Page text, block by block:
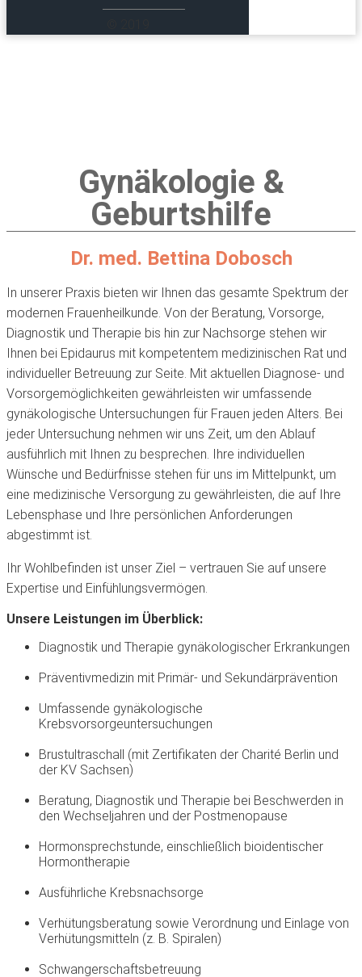
Gynäkologie &
Geburtshilfe
Dr. med. Bettina Dobosch
In unserer Praxis bieten wir Ihnen das gesamte Spektrum der
modernen Frauenheilkunde. Von der Beratung, Vorsorge,
Diagnostik und Therapie bis hin zur Nachsorge stehen wir
Ihnen bei Epidaurus mit kompetentem medizinischen Rat und
individueller Betreuung zur Seite. Mit aktuellen Diagnose- und
Vorsorgemöglichkeiten gewährleisten wir umfassende
gynäkologische Untersuchungen für Frauen jeden Alters. Bei
jeder Untersuchung nehmen wir uns Zeit, um den Ablauf
ausführlich mit Ihnen zu besprechen. Ihre individuellen
Wünsche und Bedürfnisse stehen für uns im Mittelpunkt, um
eine medizinische Versorgung zu gewährleisten, die auf Ihre
Lebensphase und Ihre persönlichen Anforderungen
abgestimmt ist.
Ihr Wohlbefinden ist unser Ziel – vertrauen Sie auf unsere
Expertise und Einfühlungsvermögen.
Unsere Leistungen im Überblick:
Diagnostik und Therapie gynäkologischer Erkrankungen
Präventivmedizin mit Primär- und Sekundärprävention
Umfassende gynäkologische
Krebsvorsorgeuntersuchungen
Brustultraschall (mit Zertifikaten der Charité Berlin und
der KV Sachsen)
Beratung, Diagnostik und Therapie bei Beschwerden in
den Wechseljahren und der Postmenopause
Hormonsprechstunde, einschließlich bioidentischer
Hormontherapie
Ausführliche Krebsnachsorge
Verhütungsberatung sowie Verordnung und Einlage von
Verhütungsmitteln (z. B. Spiralen)
Schwangerschaftsbetreuung